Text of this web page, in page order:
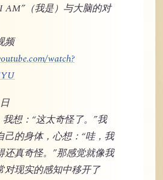
AM”（我是）与大脑的对
频
watch?
想：“这太奇怪了。”我
己的身体，心想：“哇，我
还真奇怪。”那感觉就像我
对现实的感知中移开了